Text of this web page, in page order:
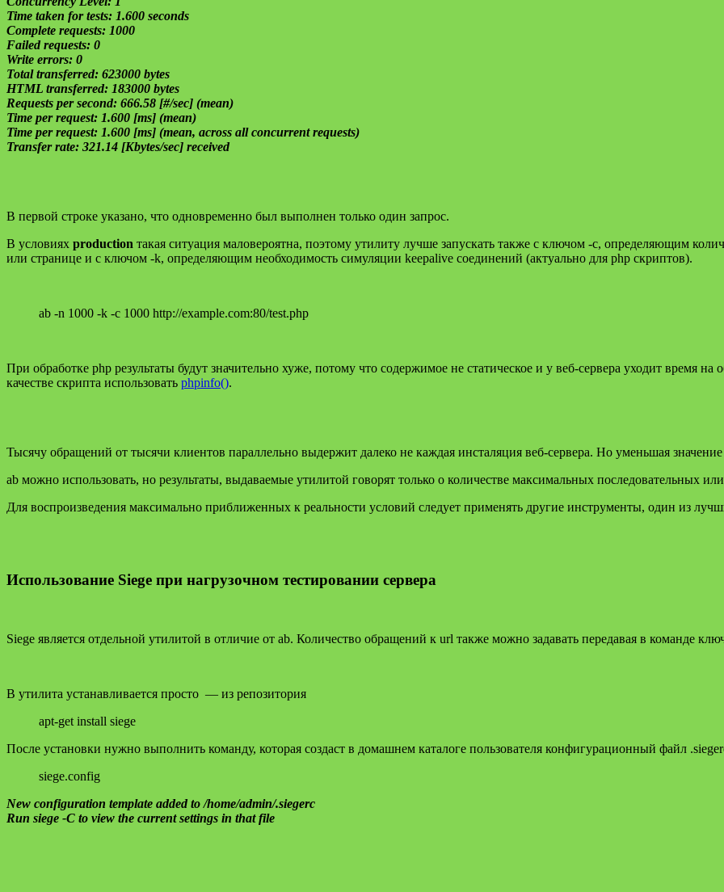
Time taken for tests: 1.600 seconds
Complete requests: 1000
Failed requests: 0
Write errors: 0
Total transferred: 623000 bytes
HTML transferred: 183000 bytes
Requests per second: 666.58 [#/sec] (mean)
Time per request: 1.600 [ms] (mean)
Time per request: 1.600 [ms] (mean, across all concurrent requests)
Transfer rate: 321.14 [Kbytes/sec] received
В первой строке указано, что одновременно был выполнен только один запрос.
В условиях production такая ситуация маловероятна, поэтому утилиту лучше запускать также с ключом -c, определяющим
или странице и с ключом -k, определяющим необходимость симуляции keepalive соединений (актуально для php скриптов).
ab -n 1000 -k -с 1000 http://example.com:80/test.php
При обработке php результаты будут значительно хуже, потому что содержимое не статическое и у веб-сервера уходит время
качестве скрипта использовать phpinfo().
Тысячу обращений от тысячи клиентов параллельно выдержит далеко не каждая инсталяция веб-сервера. Но уменьшая
ab можно использовать, но результаты, выдаваемые утилитой говорят только о количестве максимальных последовательных
Для воспроизведения максимально приближенных к реальности условий следует применять другие инструменты, один из
Использование Siege при нагрузочном тестировании сервера
Siege является отдельной утилитой в отличие от ab. Количество обращений к url также можно задавать передавая в команде
В утилита устанавливается просто — из репозитория
apt-get install siege
После установки нужно выполнить команду, которая создаст в домашнем каталоге пользователя конфигурационный файл
siege.config
New configuration template added to /home/admin/.siegerc
Run siege -C to view the current settings in that file